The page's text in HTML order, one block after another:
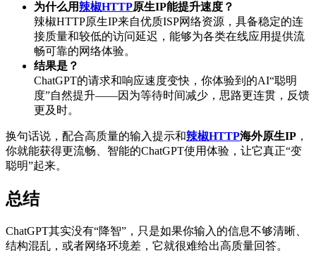
为什么用辣椒HTTP原生IP能提升速度？
辣椒HTTP原生IP来自优质ISP网络资源，具备稳定的连
接质量和较低的访问延迟，能够为各类在线应用提供流
畅可靠的网络体验。
结果是？
ChatGPT的请求和响应速度变快，你体验到的AI“聪明
度”自然提升——因为等待时间减少，思路更连贯，反馈
更及时。
换句话说，配合高质量的输入提示和辣椒HTTP海外原生IP ，
你就能获得更流畅、智能的ChatGPT使用体验，让它真正“变
聪明”起来。
总结
ChatGPT其实没有“降智”，只是如果你输入的信息不够清晰、
结构混乱，或者网络环境差，它就很难给出高质量回答。